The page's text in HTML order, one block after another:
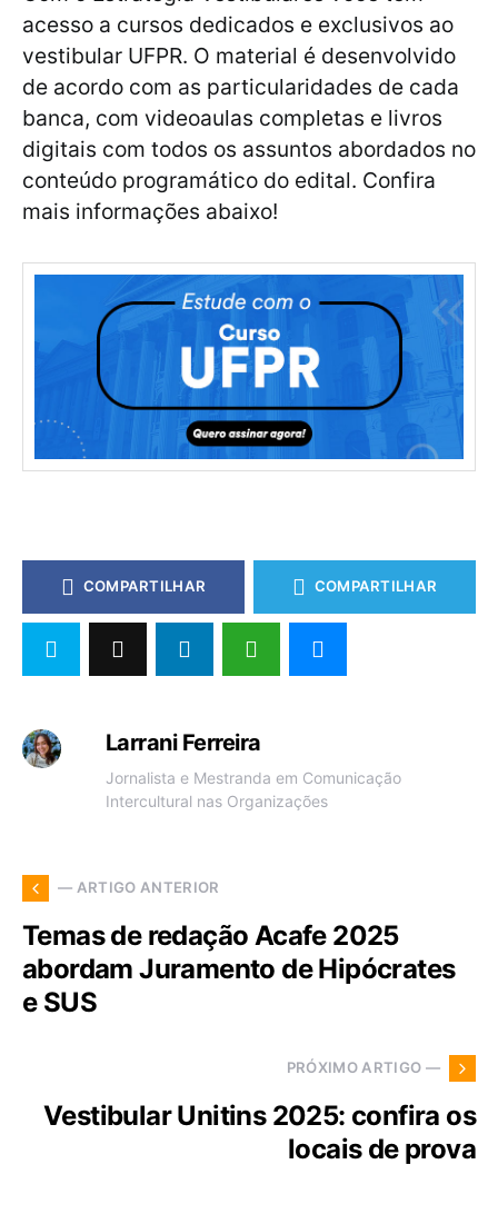
acesso a cursos dedicados e exclusivos ao
vestibular UFPR. O material é desenvolvido
de acordo com as particularidades de cada
banca, com videoaulas completas e livros
digitais com todos os assuntos abordados no
conteúdo programático do edital. Confira
mais informações abaixo!
COMPARTILHAR COMPARTILHAR
Larrani Ferreira
Jornalista e Mestranda em Comunicação
Intercultural nas Organizações
— ARTIGO ANTERIOR
Temas de redação Acafe 2025
abordam Juramento de Hipócrates
e SUS
PRÓXIMO ARTIGO —
Vestibular Unitins 2025: confira os
locais de prova